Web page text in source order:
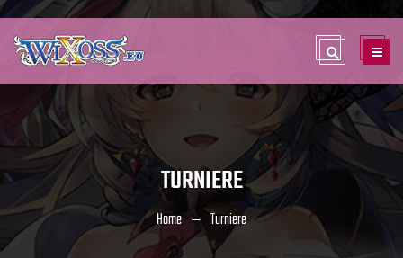
TURNIERE
Home Turniere